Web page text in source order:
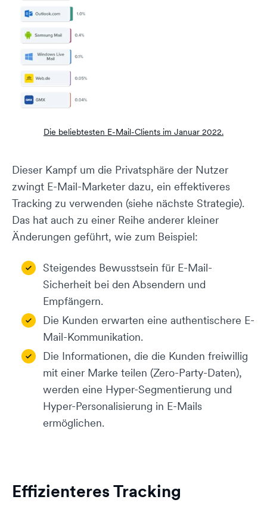
Die beliebtesten E-Mail-Clients im Januar 2022.
Dieser Kampf um die Privatsphäre der Nutzer
zwingt E-Mail-Marketer dazu, ein effektiveres
Tracking zu verwenden (siehe nächste Strategie).
Das hat auch zu einer Reihe anderer kleiner
Änderungen geführt, wie zum Beispiel:
Steigendes Bewusstsein für E-Mail-
Sicherheit bei den Absendern und
Empfängern.
Die Kunden erwarten eine authentischere E-
Mail-Kommunikation.
Die Informationen, die die Kunden freiwillig
mit einer Marke teilen (Zero-Party-Daten),
werden eine Hyper-Segmentierung und
Hyper-Personalisierung in E-Mails
ermöglichen.
Effizienteres Tracking